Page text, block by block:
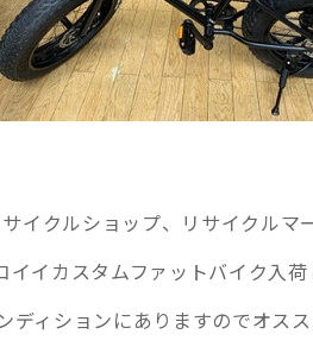
イクルショップ、リサイクルマ
イイカスタムファットバイク入
ディションにありますのでオス